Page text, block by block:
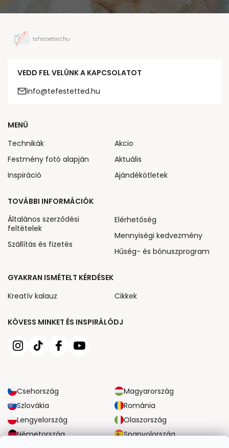
VEDD FEL VELÜNK A KAPCSOLATOT
info@tefestetted.hu
KÖVESS MINKET ÉS INSPIRÁLÓDJ
Csehország
Magyarország
Szlovákia
Románia
Lengyelország
Olaszország
Németország
Spanyolország
MENÜ
Technikák
Festmény fotó alapján
Inspiráció
Akcio
Aktuális
Ajándékötletek
TOVÁBBI INFORMÁCIÓK
Általános szerződési
feltételek
Szállítás és fizetés
Elérhetőség
Mennyiségi kedvezmény
Hűség- és bónuszprogram
GYAKRAN ISMÉTELT KÉRDÉSEK
Kreatív kalauz
Cikkek